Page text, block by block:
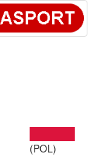
(POL)